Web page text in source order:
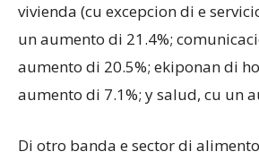
vivienda (cu excepcion di e
un aumento di 21.4%;
aumento di 20.5%; ekiponan di
aumento di 7.1%; y salud, cu un
Di otro banda e sector di